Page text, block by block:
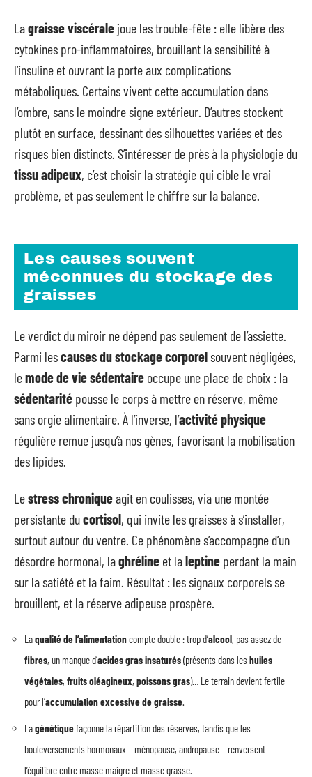
Lagraisse viscérale joue les trouble-fête : elle libère des
cytokines pro-inflammatoires, brouillant la sensibilité à
l’insuline et ouvrant la porte aux complications
métaboliques. Certains vivent cette accumulation dans
l’ombre, sans le moindre signe extérieur. D’autres stockent
plutôt en surface, dessinant des silhouettes variées et des
risques bien distincts. S’intéresser de près à la physiologie du
tissu adipeux, c’est choisir la stratégie qui cible le vrai
problème, et pas seulement le chiffre sur la balance.
Les causes souvent
méconnues du stockage des
graisses
Le verdict du miroir ne dépend pas seulement de l’assiette.
Parmi lescauses du stockage corporelsouvent négligées,
lemode de vie sédentaire occupe une place de choix : la
sédentarité pousse le corps à mettre en réserve, même
sans orgie alimentaire. À l’inverse, l’activité physique
régulière remue jusqu’à nos gènes, favorisant la mobilisation
des lipides.
Lestress chroniqueagit en coulisses, via une montée
persistante ducortisol, qui invite les graisses à s’installer,
surtout autour du ventre. Ce phénomène s’accompagne d’un
désordre hormonal, laghréline et laleptine perdant la main
sur la satiété et la faim. Résultat : les signaux corporels se
brouillent, et la réserve adipeuse prospère.
Laqualité de l’alimentationcompte double : trop d’alcool, pas assez de
fibres, un manque d’acides gras insaturés(présents dans les huiles
végétales, fruits oléagineux, poissons gras)… Le terrain devient fertile
pour l’accumulation excessive de graisse.
Lagénétiquefaçonne la répartition des réserves, tandis que les
bouleversements hormonaux – ménopause, andropause – renversent
l’équilibre entre masse maigre et masse grasse.